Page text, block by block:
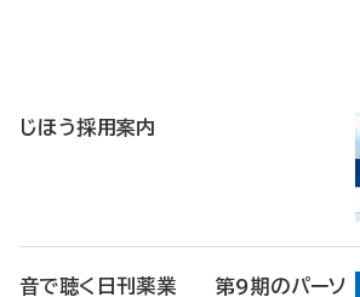
じほう採用案内
音で聴く日刊薬業 第9期のパーソ